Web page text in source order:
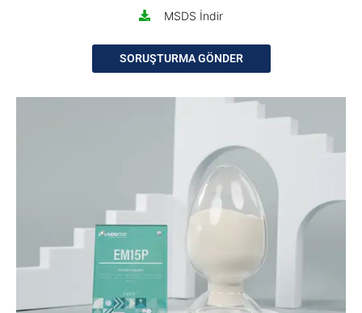
MSDS İndir
SORUŞTURMA GÖNDER